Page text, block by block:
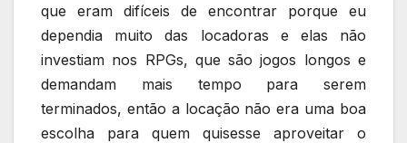
que eram difíceis de encontrar porque eu
dependia muito das locadoras e elas não
investiam nos RPGs, que são jogos longos e
demandam mais tempo para serem
terminados, então a locação não era uma boa
escolha para quem quisesse aproveitar o